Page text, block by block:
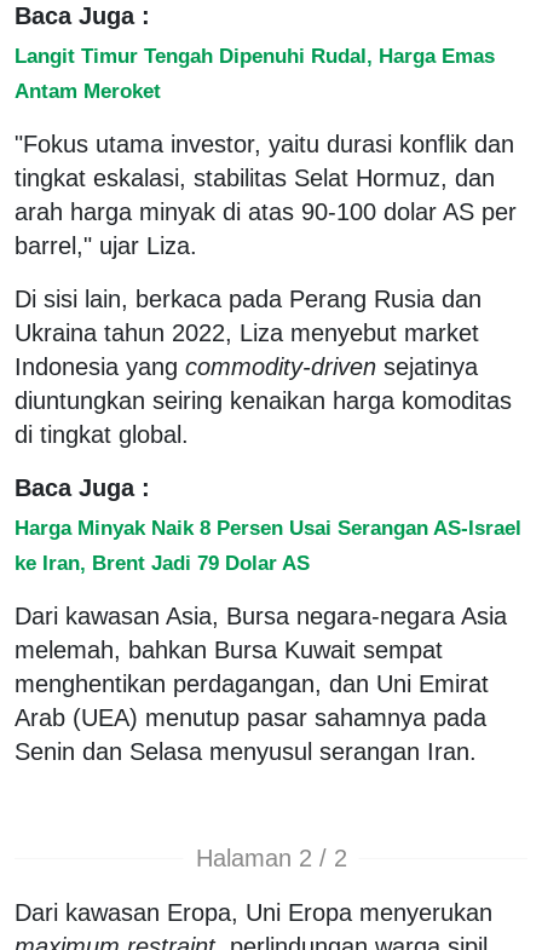
Baca Juga :
Langit Timur Tengah Dipenuhi Rudal, Harga Emas
Antam Meroket
"Fokus utama investor, yaitu durasi konflik dan
tingkat eskalasi, stabilitas Selat Hormuz, dan
arah harga minyak di atas 90-100 dolar AS per
barrel," ujar Liza.
Di sisi lain, berkaca pada Perang Rusia dan
Ukraina tahun 2022, Liza menyebut market
Indonesia yang commodity-driven sejatinya
diuntungkan seiring kenaikan harga komoditas
di tingkat global.
Baca Juga :
Harga Minyak Naik 8 Persen Usai Serangan AS-Israel
ke Iran, Brent Jadi 79 Dolar AS
Dari kawasan Asia, Bursa negara-negara Asia
melemah, bahkan Bursa Kuwait sempat
menghentikan perdagangan, dan Uni Emirat
Arab (UEA) menutup pasar sahamnya pada
Senin dan Selasa menyusul serangan Iran.
Halaman 2 / 2
Dari kawasan Eropa, Uni Eropa menyerukan